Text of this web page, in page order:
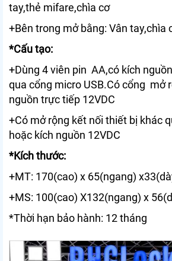
tay,thẻ mifare,chìa cơ
+Bên trong mở bằng: Vân tay,chìa
*Cấu tạo:
+Dùng 4 viên pin AA,có kích
qua cổng micro USB.Có cổng mở
nguồn trực tiếp 12VDC
+Có mở rộng kết nối thiết bị khác
hoặc kích nguồn 12VDC
*Kích thước:
+MT: 170(cao) x 65(ngang)
+MS: 100(cao) X132(ngang) x
*Thời hạn bảo hành: 12 tháng